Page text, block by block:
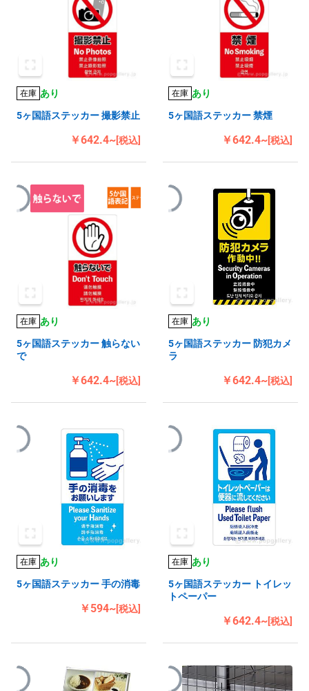
在庫 あり
5ヶ国語ステッカー 撮影禁止
￥642.4~[税込]
在庫 あり
5ヶ国語ステッカー 禁煙
￥642.4~[税込]
在庫 あり
5ヶ国語ステッカー 触らない
で
￥642.4~[税込]
在庫 あり
5ヶ国語ステッカー 防犯カメ
ラ
￥642.4~[税込]
在庫 あり
5ヶ国語ステッカー 手の消毒
￥594~[税込]
在庫 あり
5ヶ国語ステッカー トイレッ
トペーパー
￥642.4~[税込]